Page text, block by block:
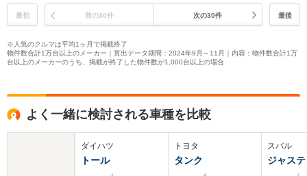
最初 前の30件 次の30件 最後
※人気のクルマは平均1ヶ月で掲載終了
物件数合計1万台以上のメーカー｜算出データ期間：2024年9月～11月｜内容：物件数合計1万
台以上のメーカーのうち、掲載が終了した物件数が1,000台以上の場合
よく一緒に検討される車種を比較
ダイハツ
トール
トヨタ
タンク
スバル
ジャス